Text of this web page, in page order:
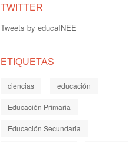
TWITTER
Tweets by educaINEE
ETIQUETAS
ciencias educación
Educación Primaria
Educación Secundaria